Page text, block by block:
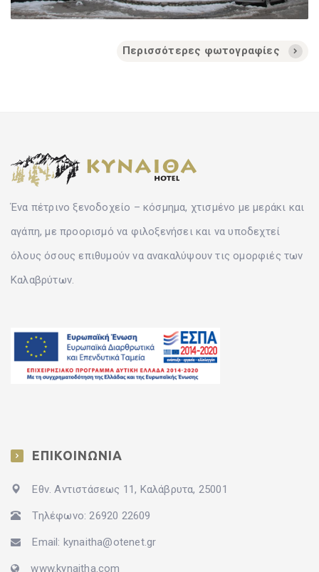
Περισσότερες φωτογραφίες
Ένα πέτρινο ξενοδοχείο – κόσμημα, χτισμένο με μεράκι και
αγάπη, με προορισμό να φιλοξενήσει και να υποδεχτεί
όλους όσους επιθυμούν να ανακαλύψουν τις ομορφιές των
Καλαβρύτων.
ΕΠΙΚΟΙΝΩΝΙΑ
Εθν. Αντιστάσεως 11, Καλάβρυτα, 25001
Τηλέφωνο: 26920 22609
Email: kynaitha@otenet.gr
www.kynaitha.com